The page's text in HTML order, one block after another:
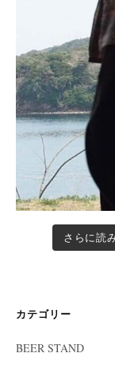
さらに読
カテゴリー
BEER STAND